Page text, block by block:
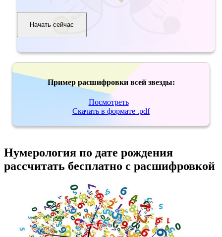
Начать сейчас
Пример расшифровки всей звезды:
Посмотреть
Скачать в формате .pdf
Нумерология по дате рождения
рассчитать бесплатно с расшифровкой